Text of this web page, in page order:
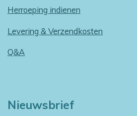
Herroeping indienen
Levering & Verzendkosten
Q&A
Nieuwsbrief